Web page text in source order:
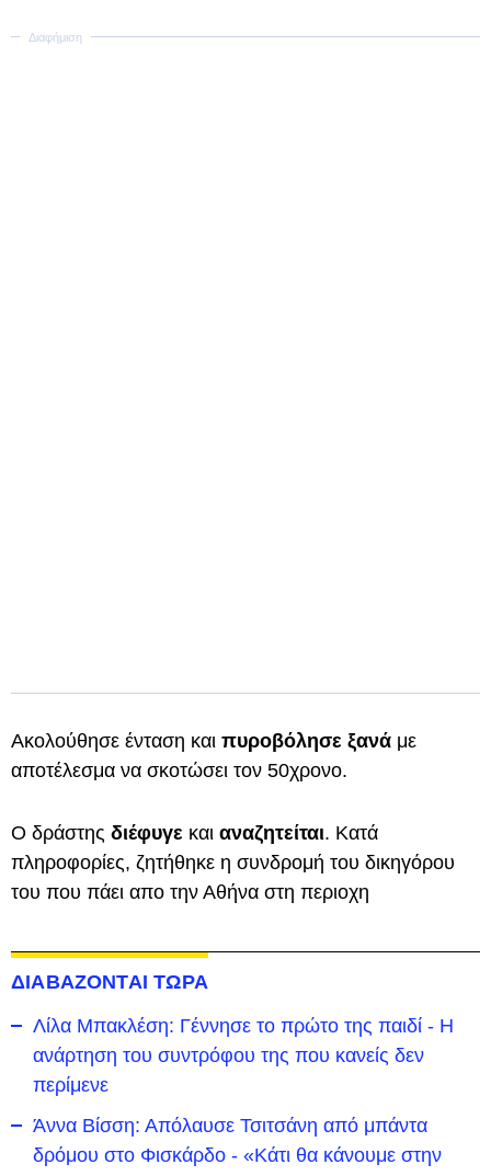
Ακολούθησε ένταση και πυροβόλησε ξανά με
αποτέλεσμα να σκοτώσει τον 50χρονο.
Ο δράστης διέφυγε και αναζητείται. Κατά
πληροφορίες, ζητήθηκε η συνδρομή του δικηγόρου
του που πάει απο την Αθήνα στη περιοχη
ΔΙΑΒΑΖΟΝΤΑΙ ΤΩΡΑ
Λίλα Μπακλέση: Γέννησε το πρώτο της παιδί - Η
ανάρτηση του συντρόφου της που κανείς δεν
περίμενε
Άννα Βίσση: Απόλαυσε Τσιτσάνη από μπάντα
δρόμου στο Φισκάρδο - «Κάτι θα κάνουμε στην